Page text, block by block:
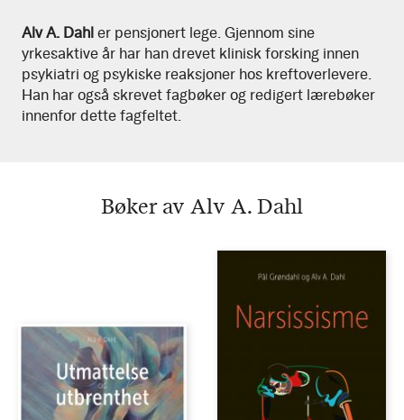
Alv
A.
Dahl
Alv A. Dahl er pensjonert lege. Gjennom sine
yrkesaktive år har han drevet klinisk forsking innen
psykiatri og psykiske reaksjoner hos kreftoverlevere.
Han har også skrevet fagbøker og redigert lærebøker
innenfor dette fagfeltet.
Bøker av Alv A. Dahl